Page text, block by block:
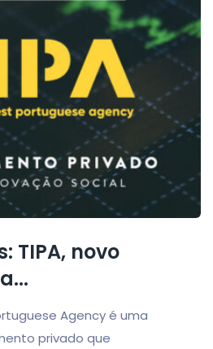
TIPA, novo
Agency é uma
privado que